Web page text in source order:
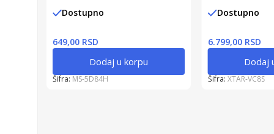
Dostupno
649,00 RSD
Dodaj u korpu
Šifra: MS-5D84H
Dostupno
6.799,00 RSD
Dodaj
Šifra: XTAR-VC8S